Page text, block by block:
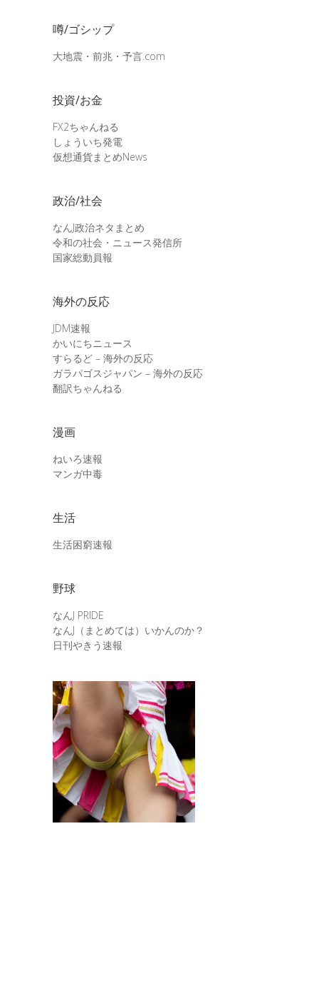
噂/ゴシップ
大地震・前兆・予言.com
投資/お金
FX2ちゃんねる
しょういち発電
仮想通貨まとめNews
政治/社会
なんJ政治ネタまとめ
令和の社会・ニュース発信所
国家総動員報
海外の反応
JDM速報
かいにちニュース
すらるど – 海外の反応
ガラパゴスジャパン – 海外の反応
翻訳ちゃんねる
漫画
ねいろ速報
マンガ中毒
生活
生活困窮速報
野球
なんJ PRIDE
なんJ（まとめては）いかんのか？
日刊やきう速報